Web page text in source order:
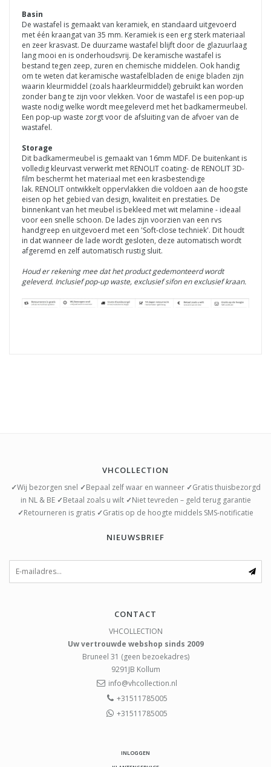
Basin
De wastafel is gemaakt van keramiek, en standaard uitgevoerd
met één kraangat van 35 mm. Keramiek is een erg sterk materiaal
en zeer krasvast. De duurzame wastafel blijft door de glazuurlaag
lang mooi en is onderhoudsvrij. De keramische wastafel is
bestand tegen zeep, zuren en chemische middelen. Ook handig
om te weten dat keramische wastafelbladen de enige bladen zijn
waarin kleurmiddel (zoals haarkleurmiddel) gebruikt kan worden
zonder bang te zijn voor vlekken. Voor de wastafel is een pop-up
waste nodig welke wordt meegeleverd met het badkamermeubel.
Een pop-up waste zorgt voor de afsluiting van de afvoer van de
wastafel.
Storage
Dit badkamermeubel is gemaakt van 16mm MDF. De buitenkant is
volledig kleurvast verwerkt met RENOLIT coating- de RENOLIT3D-
film beschermt het materiaal met een krasbestendige
lak. RENOLIT ontwikkelt oppervlakken die voldoen aan de hoogste
eisen op het gebied van design, kwaliteit en prestaties. De
binnenkant van het meubel is bekleed met wit melamine - ideaal
voor een snelle schoon. De lades zijn voorzien van een rvs
handgreep en uitgevoerd met een 'Soft-close techniek'. Dit houdt
in dat wanneer de lade wordt gesloten, deze automatisch wordt
afgeremd en zelf automatisch rustig sluit.
Houd er rekening mee dat het product gedemonteerd wordt
geleverd. Inclusief pop-up waste, exclusief sifon en exclusief kraan.
VHCOLLECTION
✓Wij bezorgen snel ✓Bepaal zelf waar en wanneer ✓Gratis thuisbezorgd
in NL & BE ✓Betaal zoals u wilt ✓Niet tevreden – geld terug garantie
✓Retourneren is gratis ✓Gratis op de hoogte middels SMS-notificatie
NIEUWSBRIEF
CONTACT
VHCOLLECTION
Uw vertrouwde webshop sinds 2009
Bruneel 31 (geen bezoekadres)
9291JB Kollum
info@vhcollection.nl
+31511785005
+31511785005
INLOGGEN